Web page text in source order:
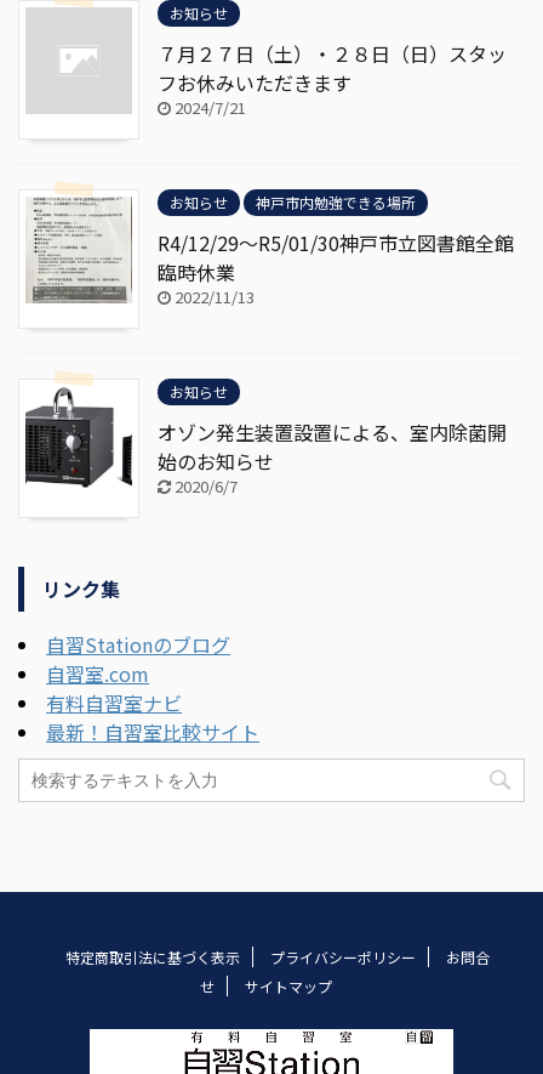
お知らせ
７月２７日（土）・２８日（日）スタッ
フお休みいただきます
2024/7/21
お知らせ 神戸市内勉強できる場所
R4/12/29～R5/01/30神戸市立図書館全館
臨時休業
2022/11/13
お知らせ
オゾン発生装置設置による、室内除菌開
始のお知らせ
2020/6/7
リンク集
自習Stationのブログ
自習室.com
有料自習室ナビ
最新！自習室比較サイト
特定商取引法に基づく表示 プライバシーポリシー
お問合
せ
サイトマップ